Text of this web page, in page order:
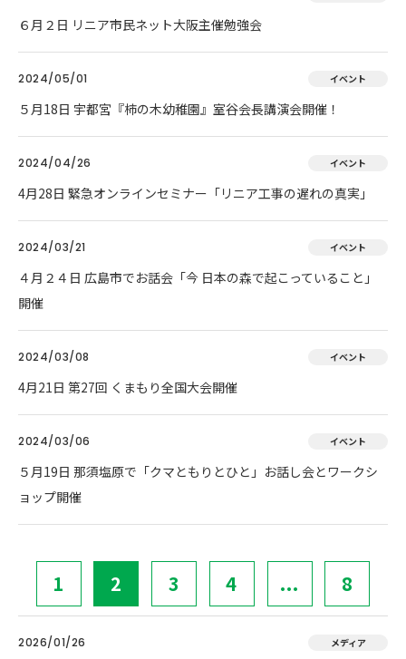
６月２日 リニア市民ネット大阪主催勉強会
2024/05/01 イベント
５月18日 宇都宮『柿の木幼稚園』室谷会長講演会開催！
2024/04/26 イベント
4月28日 緊急オンラインセミナー「リニア工事の遅れの真実」
2024/03/21 イベント
４月２４日 広島市でお話会「今 日本の森で起こっていること」
開催
2024/03/08 イベント
4月21日 第27回 くまもり全国大会開催
2024/03/06 イベント
５月19日 那須塩原で「クマともりとひと」お話し会とワークシ
ョップ開催
1 2 3 4 ... 8
2026/01/26 メディア